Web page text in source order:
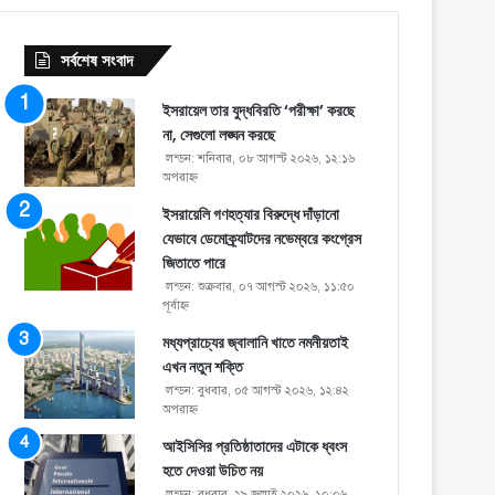
সর্বশেষ সংবাদ
ইসরায়েল তার যুদ্ধবিরতি ‘পরীক্ষা’ করছে
না, সেগুলো লঙ্ঘন করছে
লন্ডন: শনিবার, ০৮ আগস্ট ২০২৬, ১২:১৬
অপরাহ্ণ
ইসরায়েলি গণহত্যার বিরুদ্ধে দাঁড়ানো
যেভাবে ডেমোক্র্যাটদের নভেম্বরে কংগ্রেস
জিতাতে পারে
লন্ডন: শুক্রবার, ০৭ আগস্ট ২০২৬, ১১:৫০
পূর্বাহ্ণ
মধ্যপ্রাচ্যের জ্বালানি খাতে নমনীয়তাই
এখন নতুন শক্তি
লন্ডন: বুধবার, ০৫ আগস্ট ২০২৬, ১২:৪২
অপরাহ্ণ
আইসিসির প্রতিষ্ঠাতাদের এটাকে ধ্বংস
হতে দেওয়া উচিত নয়